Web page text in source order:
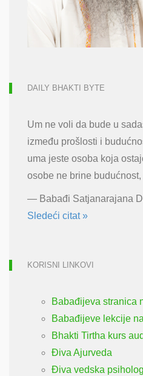
DAILY BHAKTI BYTE
Um ne voli da bude u
između prošlosti i
uma jeste osoba koja
osobe ne brine
— Babađi Satjanarajana
Sledeći citat »
KORISNI LINKOVI
Babađijeva stranica
Babađijeve lekcije
Bhakti Tirtha kurs
Điva Ajurveda
Điva vedska